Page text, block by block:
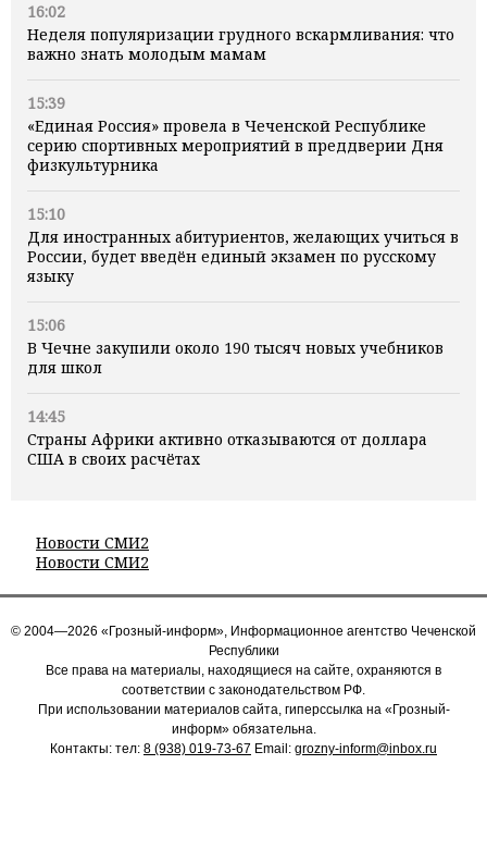
16:02
Неделя популяризации грудного вскармливания: что
важно знать молодым мамам
15:39
«Единая Россия» провела в Чеченской Республике
серию спортивных мероприятий в преддверии Дня
физкультурника
15:10
Для иностранных абитуриентов, желающих учиться в
России, будет введён единый экзамен по русскому
языку
15:06
В Чечне закупили около 190 тысяч новых учебников
для школ
14:45
Страны Африки активно отказываются от доллара
США в своих расчётах
Новости СМИ2
Новости СМИ2
© 2004—2026 «Грозный-информ», Информационное агентство Чеченской
Республики
Все права на материалы, находящиеся на сайте, охраняются в
соответствии с законодательством РФ.
При использовании материалов сайта, гиперссылка на «Грозный-
информ» обязательна.
Контакты: тел: 8 (938) 019-73-67 Email: grozny-inform@inbox.ru